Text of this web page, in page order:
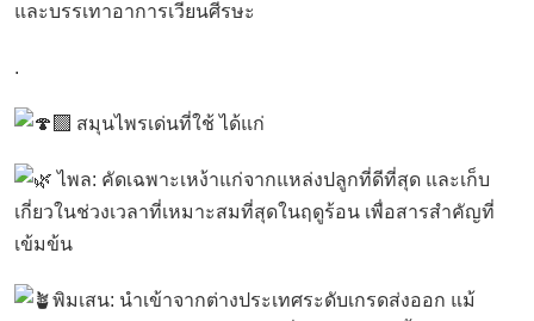
และบรรเทาอาการเวียนศีรษะ
.
สมุนไพรเด่นที่ใช้ ได้แก่
ไพล: คัดเฉพาะเหง้าแก่จากแหล่งปลูกที่ดีที่สุด และเก็บ
เกี่ยวในช่วงเวลาที่เหมาะสมที่สุดในฤดูร้อน เพื่อสารสำคัญที่
เข้มข้น
พิมเสน: นำเข้าจากต่างประเทศระดับเกรดส่งออก แม้